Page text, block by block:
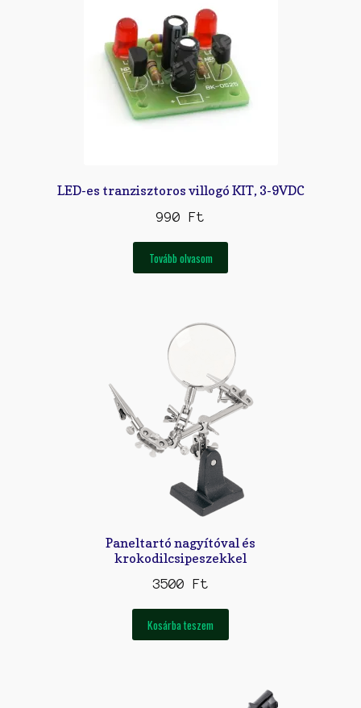
LED-es tranzisztoros villogó KIT, 3-9VDC
990 Ft
Tovább olvasom
Paneltartó nagyítóval és
krokodilcsipeszekkel
3500 Ft
Kosárba teszem